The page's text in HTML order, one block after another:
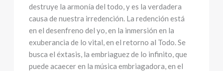
destruye la armonía del todo, y es la verdadera
causa de nuestra irredención. La redención está
en el desenfreno del yo, en la inmersión en la
exuberancia de lo vital, en el retorno al Todo. Se
busca el éxtasis, la embriaguez de lo infinito, que
puede acaecer en la música embriagadora, en el